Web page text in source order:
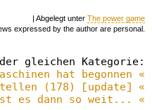
| Abgelegt unter The power game
expressed by the author are personal.
gleichen Kategorie:
hat begonnen «
(178) [update] «
es dann so weit... «